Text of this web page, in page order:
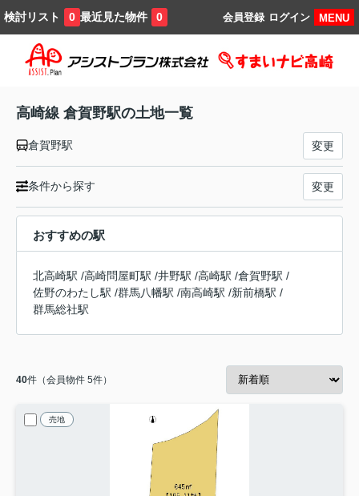
検討リスト 0 最近見た物件 0 MENU
ログイン
会員登録
高崎線 倉賀野駅の土地一覧
倉賀野駅 変更
条件から探す 変更
おすすめの駅
北高崎駅 /高崎問屋町駅 /井野駅 /高崎駅 /倉賀野駅 /
佐野のわたし駅 /群馬八幡駅 /南高崎駅 /新前橋駅 /
群馬総社駅
40件（会員物件 5件）
売地